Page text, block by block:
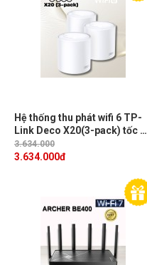
Hệ thống thu phát wifi 6 TP-
Link Deco X20(3-pack) tốc độ
lên đến 1,800 Mbps, Công
nghệ OFDMA và MU-MIMO
3.634.000
3.634.000đ